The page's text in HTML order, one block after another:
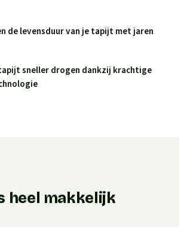
de levensduur van je tapijt met jaren
sneller drogen dankzij krachtige
heel makkelijk